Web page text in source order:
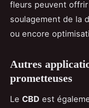
fleurs peuvent
soulagement de la
ou encore
Autres
prometteuses
Le CBD est